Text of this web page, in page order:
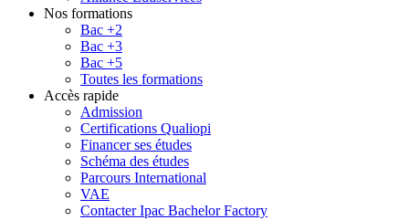
Nos formations
Bac +2
Bac +3
Bac +5
Toutes les formations
Accès rapide
Admission
Certifications Qualiopi
Financer ses études
Schéma des études
Parcours International
VAE
Contacter Ipac Bachelor Factory